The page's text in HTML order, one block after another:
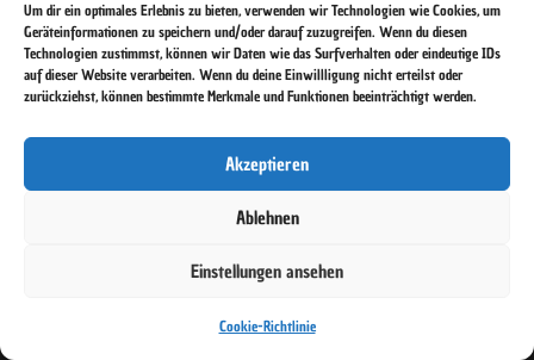
Um dir ein optimales Erlebnis zu bieten, verwenden wir Technologien wie Cookies, um
Geräteinformationen zu speichern und/oder darauf zuzugreifen. Wenn du diesen
Technologien zustimmst, können wir Daten wie das Surfverhalten oder eindeutige IDs
auf dieser Website verarbeiten. Wenn du deine Einwillligung nicht erteilst oder
zurückziehst, können bestimmte Merkmale und Funktionen beeinträchtigt werden.
Akzeptieren
Ablehnen
Einstellungen ansehen
Cookie-Richtlinie
Copyright 2026 - Pen and Paper Köln e.V.